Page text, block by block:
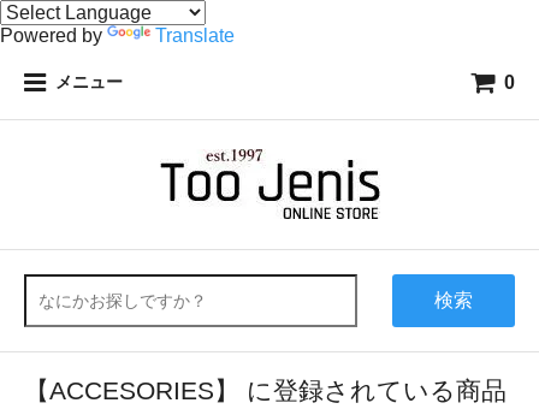
Powered by Translate
メニュー 0
検索
【ACCESORIES】 に登録されている商品